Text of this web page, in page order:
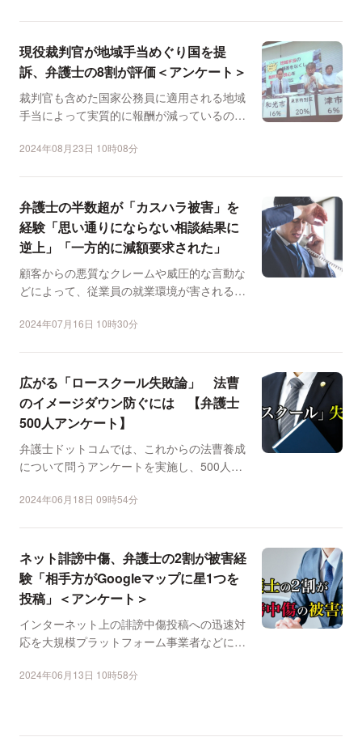
現役裁判官が地域手当めぐり国を提
訴、弁護士の8割が評価＜アンケート＞
裁判官も含めた国家公務員に適用される地域
手当によって実質的に報酬が減っているのは
2024年08月23日 10時08分
弁護士の半数超が「カスハラ被害」を
経験「思い通りにならない相談結果に
逆上」「一方的に減額要求された」
顧客からの悪質なクレームや威圧的な言動な
どによって、従業員の就業環境が害される
2024年07月16日 10時30分
広がる「ロースクール失敗論」 法曹
のイメージダウン防ぐには 【弁護士
500人アンケート】
弁護士ドットコムでは、これからの法曹養成
について問うアンケートを実施し、500人か
2024年06月18日 09時54分
ネット誹謗中傷、弁護士の2割が被害経
験「相手方がGoogleマップに星1つを
投稿」＜アンケート＞
インターネット上の誹謗中傷投稿への迅速対
応を大規模プラットフォーム事業者などに求
2024年06月13日 10時58分